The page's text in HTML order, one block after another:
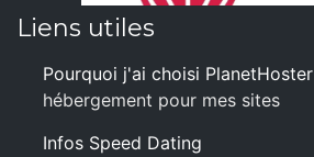
Liens utiles
Pourquoi j'ai choisi PlanetHoster
hébergement pour mes sites
Infos Speed Dating